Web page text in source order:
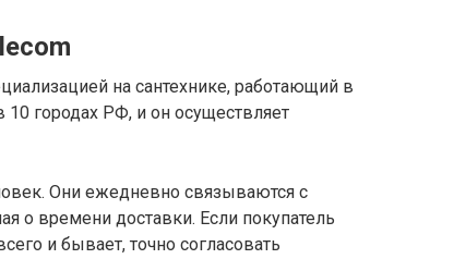
на сантехнике, работающий в
городах РФ, и он осуществляет
Они ежедневно связываются с
о времени доставки. Если покупатель
и бывает, точно согласовать